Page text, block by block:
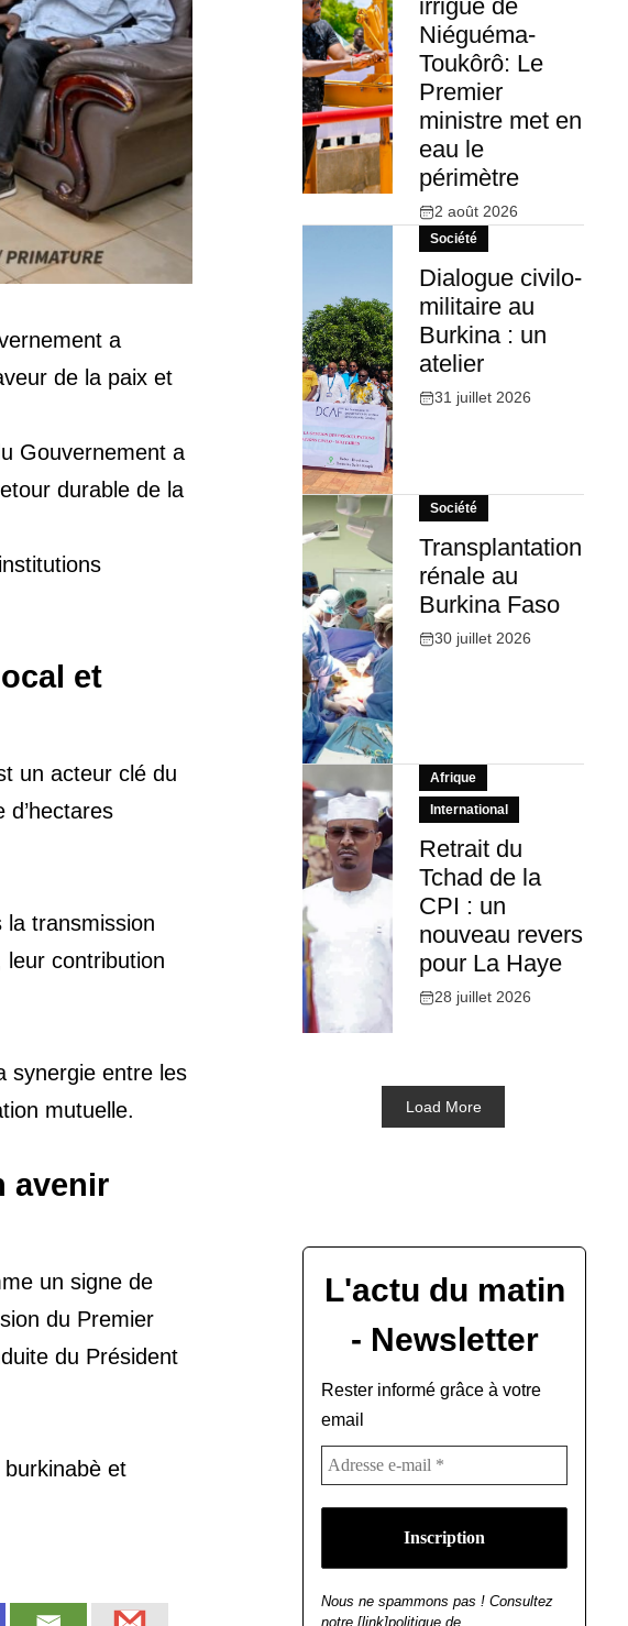
a
de la paix et
Gouvernement a
durable de la
et
un acteur clé du
d’hectares
transmission
leur contribution
synergie entre les
mutuelle.
avenir
un signe de
du Premier
du Président
et
irrigué de
Niéguéma-
Toukôrô: Le
Premier
ministre met en
eau le
périmètre
2 août 2026
Société
Dialogue civilo-
militaire au
Burkina : un
atelier
31 juillet 2026
Société
Transplantation
rénale au
Burkina Faso
30 juillet 2026
Afrique
International
Retrait du
Tchad de la
CPI : un
nouveau revers
pour La Haye
28 juillet 2026
Load More
L'actu du matin
- Newsletter
Rester informé grâce à votre
email
Nous ne spammons pas ! Consultez
notre [link]politique de